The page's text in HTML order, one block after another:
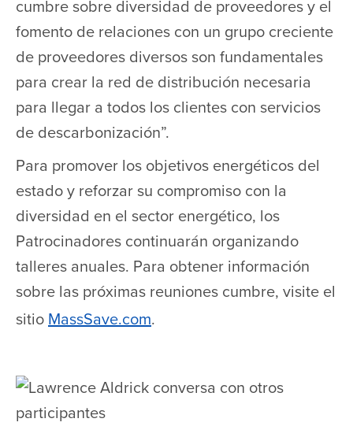
cumbre sobre diversidad de proveedores y el
fomento de relaciones con un grupo creciente
de proveedores diversos son fundamentales
para crear la red de distribución necesaria
para llegar a todos los clientes con servicios
de descarbonización”.
Para promover los objetivos energéticos del
estado y reforzar su compromiso con la
diversidad en el sector energético, los
Patrocinadores continuarán organizando
talleres anuales. Para obtener información
sobre las próximas reuniones cumbre, visite el
sitio MassSave.com.